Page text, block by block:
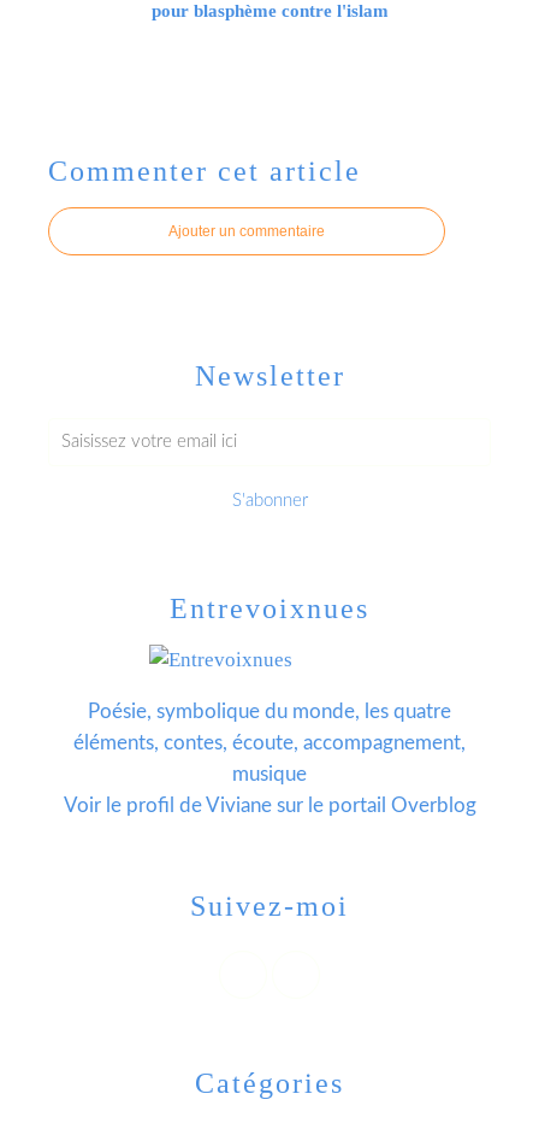
pour blasphème contre l'islam
Commenter cet article
Ajouter un commentaire
Newsletter
Catégories
Entrevoixnues
Poésie, symbolique du monde, les quatre
éléments, contes, écoute, accompagnement,
musique
Voir le profil deVivianesur le portail Overblog
Suivez-moi